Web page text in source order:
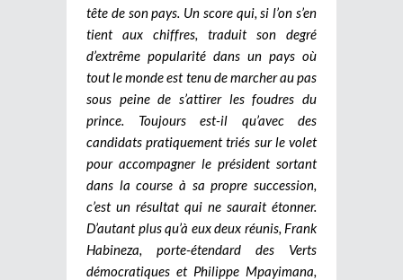
tête de son pays. Un score qui, si l’on s’en
tient aux chiffres, traduit son degré
d’extrême popularité dans un pays où
tout le monde est tenu de marcher au pas
sous peine de s’attirer les foudres du
prince. Toujours est-il qu’avec des
candidats pratiquement triés sur le volet
pour accompagner le président sortant
dans la course à sa propre succession,
c’est un résultat qui ne saurait étonner.
D’autant plus qu’à eux deux réunis, Frank
Habineza, porte-étendard des Verts
démocratiques et Philippe Mpayimana,